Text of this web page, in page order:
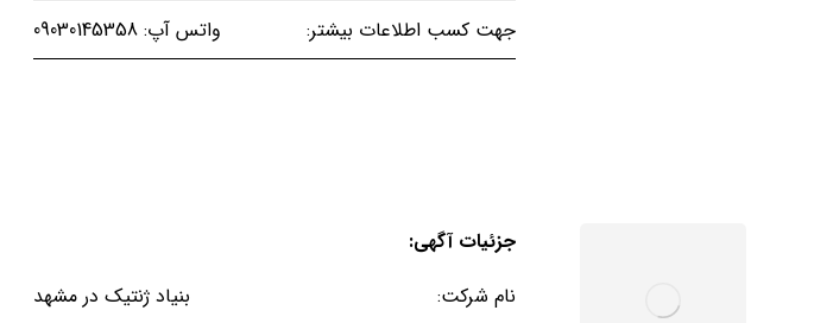
جهت کسب اطلاعات بیشتر: واتس آپ: 09030145358
جزئیات آگهی:
نام شرکت:
بنیاد ژنتیک در مشهد